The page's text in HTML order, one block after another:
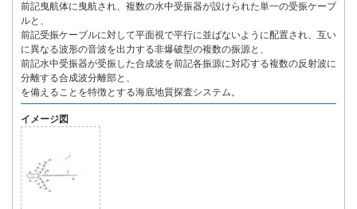
前記曳航体に曳航され、複数の水中受振器が設けられた単一の受振ケーブ
ルと、
前記受振ケーブルに対して平面視で平行に並ばないように配置され、互い
に異なる波形の音波を出力する非爆破型の複数の振源と、
前記水中受振器が受振した合成波を前記各振源に対応する複数の反射波に
分離する合成波分離部と、
を備えることを特徴とする海底地質探査システム。
イメージ図